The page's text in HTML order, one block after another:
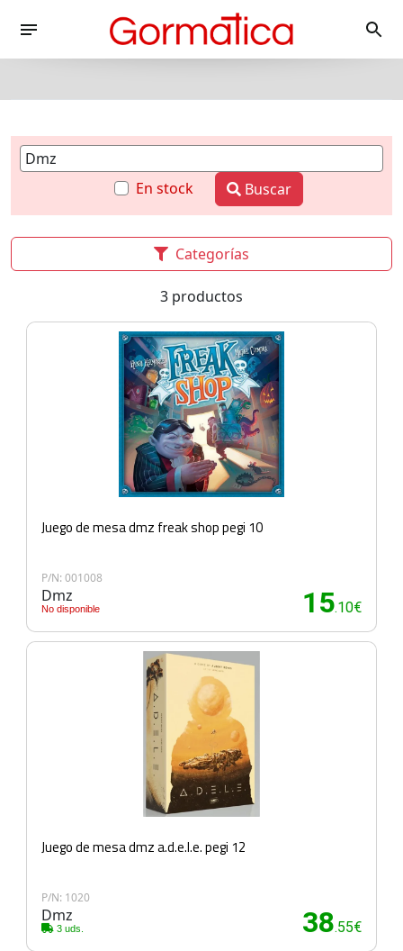
En stock Buscar
Categorías
3 productos
Juego de mesa dmz freak shop pegi 10
P/N: 001008
Dmz
No disponible 15.10€
Juego de mesa dmz a.d.e.l.e. pegi 12
P/N: 1020
Dmz
3 uds. 38.55€